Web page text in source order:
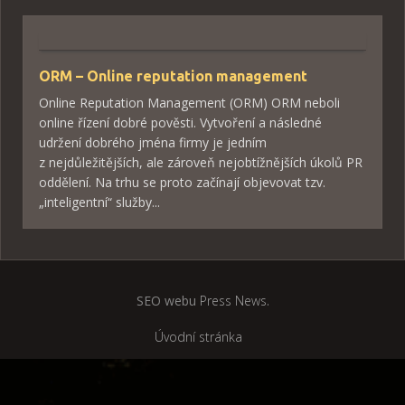
ORM – Online reputation management
Online Reputation Management (ORM) ORM neboli
online řízení dobré pověsti. Vytvoření a následné
udržení dobrého jména firmy je jedním
z nejdůležitějších, ale zároveň nejobtížnějších úkolů PR
oddělení. Na trhu se proto začínají objevovat tzv.
„inteligentní“ služby...
SEO webu Press News.
Úvodní stránka